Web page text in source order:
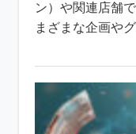
ン）や関連店舗
まざまな企画や